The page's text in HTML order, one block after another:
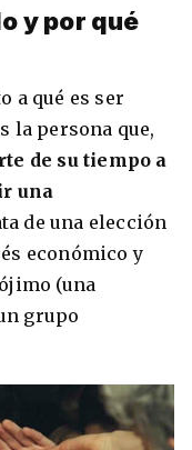
en
y por qué
a qué es ser
la persona que,
de su tiempo a
una
de una elección
económico y
(una
grupo